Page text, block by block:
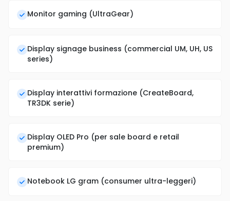
Monitor gaming (UltraGear)
Display signage business (commercial UM, UH, US
series)
Display interattivi formazione (CreateBoard,
TR3DK serie)
Display OLED Pro (per sale board e retail
premium)
Notebook LG gram (consumer ultra-leggeri)